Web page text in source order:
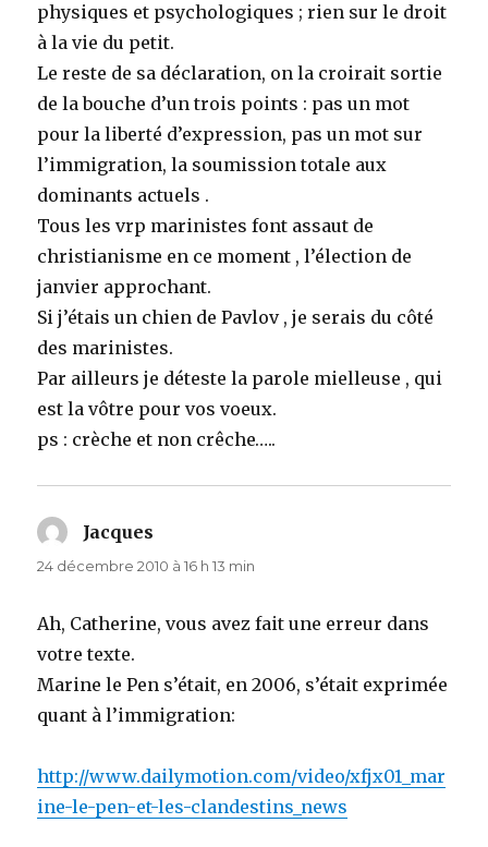
physiques et psychologiques ; rien sur le droit
à la vie du petit.
Le reste de sa déclaration, on la croirait sortie
de la bouche d’un trois points : pas un mot
pour la liberté d’expression, pas un mot sur
l’immigration, la soumission totale aux
dominants actuels .
Tous les vrp marinistes font assaut de
christianisme en ce moment , l’élection de
janvier approchant.
Si j’étais un chien de Pavlov , je serais du côté
des marinistes.
Par ailleurs je déteste la parole mielleuse , qui
est la vôtre pour vos voeux.
ps : crèche et non crêche…..
Jacques
24 décembre 2010 à 16 h 13 min
Ah, Catherine, vous avez fait une erreur dans
votre texte.
Marine le Pen s’était, en 2006, s’était exprimée
quant à l’immigration:
http://www.dailymotion.com/video/xfjx01_mar
ine-le-pen-et-les-clandestins_news